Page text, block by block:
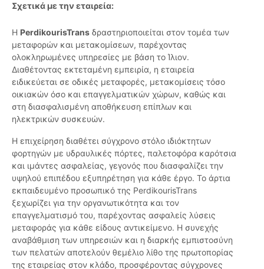
Σχετικά με την εταιρεία:
Η PerdikourisTrans δραστηριοποιείται στον τομέα των
μεταφορών και μετακομίσεων, παρέχοντας
ολοκληρωμένες υπηρεσίες με βάση το Ίλιον.
Διαθέτοντας εκτεταμένη εμπειρία, η εταιρεία
ειδικεύεται σε οδικές μεταφορές, μετακομίσεις τόσο
οικιακών όσο και επαγγελματικών χώρων, καθώς και
στη διασφαλισμένη αποθήκευση επίπλων και
ηλεκτρικών συσκευών.
Η επιχείρηση διαθέτει σύγχρονο στόλο ιδιόκτητων
φορτηγών με υδραυλικές πόρτες, παλετοφόρα καρότσια
και ιμάντες ασφαλείας, γεγονός που διασφαλίζει την
υψηλού επιπέδου εξυπηρέτηση για κάθε έργο. Το άρτια
εκπαιδευμένο προσωπικό της PerdikourisTrans
ξεχωρίζει για την οργανωτικότητα και τον
επαγγελματισμό του, παρέχοντας ασφαλείς λύσεις
μεταφοράς για κάθε είδους αντικείμενο. Η συνεχής
αναβάθμιση των υπηρεσιών και η διαρκής εμπιστοσύνη
των πελατών αποτελούν θεμέλιο λίθο της πρωτοπορίας
της εταιρείας στον κλάδο, προσφέροντας σύγχρονες